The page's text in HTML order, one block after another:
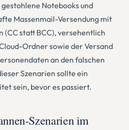
Notebooks und
Massenmail-Versendung mit
statt BCC), versehentlich
Ordner sowie der Versand
an den falschen
Szenarien sollte ein
sein, bevor es passiert.
Szenarien im